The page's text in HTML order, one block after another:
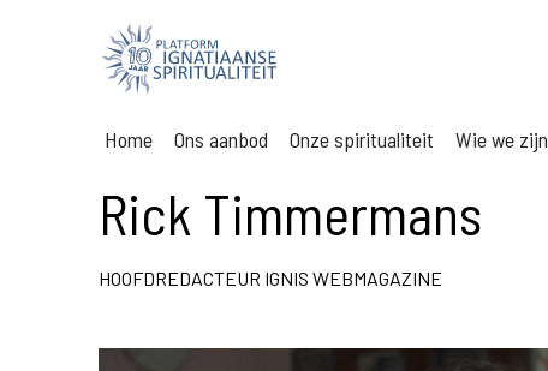
Home Ons aanbod Onze spiritualiteit Wie we zijn
Rick Timmermans
HOOFDREDACTEUR IGNIS WEBMAGAZINE